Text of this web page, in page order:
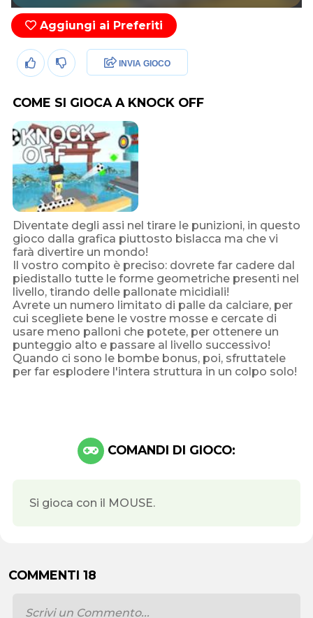
Aggiungi ai Preferiti
INVIA GIOCO
COME SI GIOCA A KNOCK OFF
Diventate degli assi nel tirare le punizioni, in questo
gioco dalla grafica piuttosto bislacca ma che vi
farà divertire un mondo!
Il vostro compito è preciso: dovrete far cadere dal
piedistallo tutte le forme geometriche presenti nel
livello, tirando delle pallonate micidiali!
Avrete un numero limitato di palle da calciare, per
cui scegliete bene le vostre mosse e cercate di
usare meno palloni che potete, per ottenere un
punteggio alto e passare al livello successivo!
Quando ci sono le bombe bonus, poi, sfruttatele
per far esplodere l'intera struttura in un colpo solo!
COMANDI DI GIOCO:
Si gioca con il MOUSE.
COMMENTI 18